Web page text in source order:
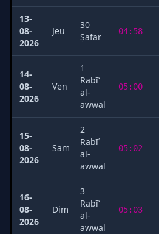
13-
08-
2026
Jeu
30
Ṣafar
04:58
14-
08-
2026
Ven
1
Rabīʿ
al-
awwal
05:00
15-
08-
2026
Sam
2
Rabīʿ
al-
awwal
05:02
16-
08-
2026
Dim
3
Rabīʿ
al-
awwal
05:03